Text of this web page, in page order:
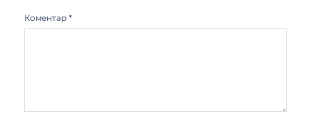
Коментар *